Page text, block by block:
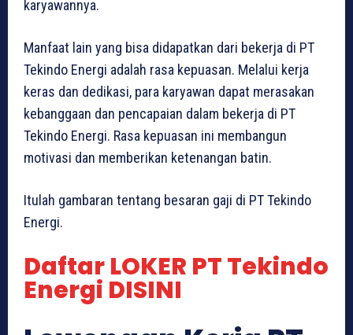
karyawannya.
Manfaat lain yang bisa didapatkan dari bekerja di PT
Tekindo Energi adalah rasa kepuasan. Melalui kerja
keras dan dedikasi, para karyawan dapat merasakan
kebanggaan dan pencapaian dalam bekerja di PT
Tekindo Energi. Rasa kepuasan ini membangun
motivasi dan memberikan ketenangan batin.
Itulah gambaran tentang besaran gaji di PT Tekindo
Energi.
Daftar LOKER PT Tekindo
Energi DISINI